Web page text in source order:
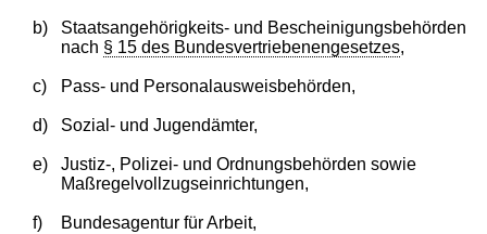
b)
Staatsangehörigkeits- und Bescheinigungsbehörden
nach § 15 des Bundesvertriebenengesetzes,
c) Pass- und Personalausweisbehörden,
d) Sozial- und Jugendämter,
e)
Justiz-, Polizei- und Ordnungsbehörden sowie
Maßregelvollzugseinrichtungen,
f) Bundesagentur für Arbeit,